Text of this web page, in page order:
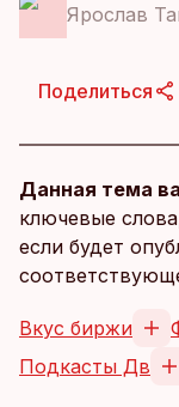
Ярослав
Поделиться
Данная тема
ключевые
если будет
Вкус биржи
Подкасты Дв